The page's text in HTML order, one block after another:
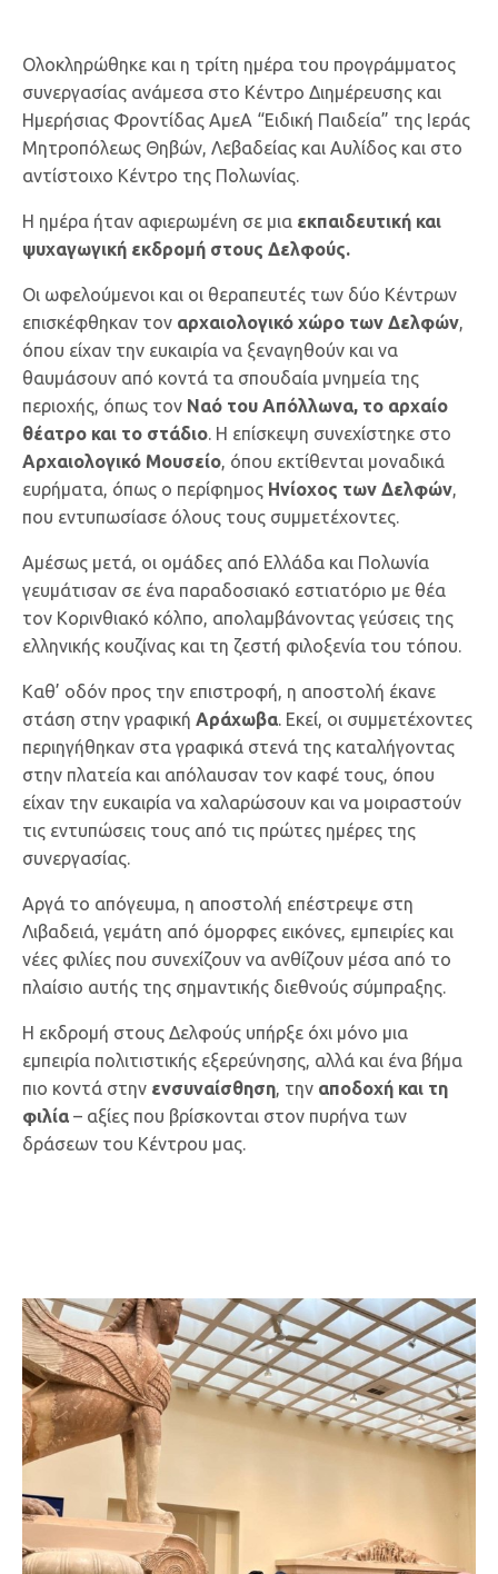
Ολοκληρώθηκε και η τρίτη ημέρα του προγράμματος
συνεργασίας ανάμεσα στο Κέντρο Διημέρευσης και
Ημερήσιας Φροντίδας ΑμεΑ “Ειδική Παιδεία” της Ιεράς
Μητροπόλεως Θηβών, Λεβαδείας και Αυλίδος και στο
αντίστοιχο Κέντρο της Πολωνίας.
Η ημέρα ήταν αφιερωμένη σε μια εκπαιδευτική και
ψυχαγωγική εκδρομή στους Δελφούς.
Οι ωφελούμενοι και οι θεραπευτές των δύο Κέντρων
επισκέφθηκαν τον αρχαιολογικό χώρο των Δελφών,
όπου είχαν την ευκαιρία να ξεναγηθούν και να
θαυμάσουν από κοντά τα σπουδαία μνημεία της
περιοχής, όπως τον Ναό του Απόλλωνα, το αρχαίο
θέατρο και το στάδιο. Η επίσκεψη συνεχίστηκε στο
Αρχαιολογικό Μουσείο, όπου εκτίθενται μοναδικά
ευρήματα, όπως ο περίφημος Ηνίοχος των Δελφών,
που εντυπωσίασε όλους τους συμμετέχοντες.
Αμέσως μετά, οι ομάδες από Ελλάδα και Πολωνία
γευμάτισαν σε ένα παραδοσιακό εστιατόριο με θέα
τον Κορινθιακό κόλπο, απολαμβάνοντας γεύσεις της
ελληνικής κουζίνας και τη ζεστή φιλοξενία του τόπου.
Καθ’ οδόν προς την επιστροφή, η αποστολή έκανε
στάση στην γραφική Αράχωβα. Εκεί, οι συμμετέχοντες
περιηγήθηκαν στα γραφικά στενά της καταλήγοντας
στην πλατεία και απόλαυσαν τον καφέ τους, όπου
είχαν την ευκαιρία να χαλαρώσουν και να μοιραστούν
τις εντυπώσεις τους από τις πρώτες ημέρες της
συνεργασίας.
Αργά το απόγευμα, η αποστολή επέστρεψε στη
Λιβαδειά, γεμάτη από όμορφες εικόνες, εμπειρίες και
νέες φιλίες που συνεχίζουν να ανθίζουν μέσα από το
πλαίσιο αυτής της σημαντικής διεθνούς σύμπραξης.
Η εκδρομή στους Δελφούς υπήρξε όχι μόνο μια
εμπειρία πολιτιστικής εξερεύνησης, αλλά και ένα βήμα
πιο κοντά στην ενσυναίσθηση, την αποδοχή και τη
φιλία – αξίες που βρίσκονται στον πυρήνα των
δράσεων του Κέντρου μας.